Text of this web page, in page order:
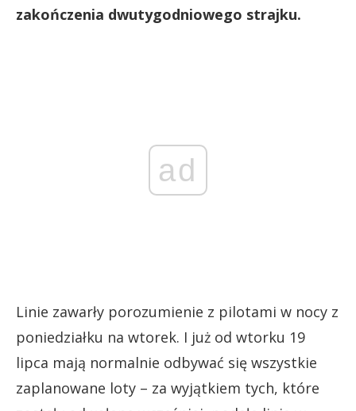
zakończenia dwutygodniowego strajku.
ad
Linie zawarły porozumienie z pilotami w nocy z
poniedziałku na wtorek. I już od wtorku 19
lipca mają normalnie odbywać się wszystkie
zaplanowane loty – za wyjątkiem tych, które